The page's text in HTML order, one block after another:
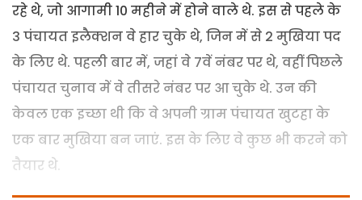
रहे थे, जो आगामी10 महीनेमेंहोनेवाले थे. इससेपहलेके
3 पंचायतइलैक्शनवेहारचुके थे, जिनमेंसे 2 मुखियापद
केलिए थे. पहलीबारमें, जहांवे 7वेंनंबरपर थे, वहींपिछले
पंचायतचुनावमेंवेतीसरेनंबरपर आचुके थे. उनकी
केवलएकइच्छा थीकिवे अपनीग्रामपंचायतखुटहाके
एकबारमुखियाबनजाएं. इसकेलिएवेकुछ भीकरनेको
तैयार थे.